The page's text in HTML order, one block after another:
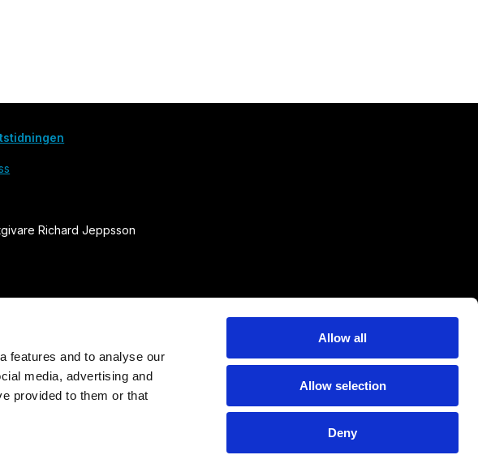
features and to analyse our
media, advertising and
provided to them or that
Allow all
Allow selection
Deny
Richard Jeppsson
Förlag AB